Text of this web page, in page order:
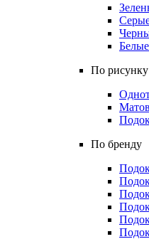
По рисунку
По бренду